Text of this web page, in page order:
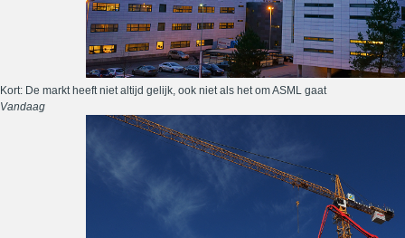
Kort: De markt heeft niet altijd gelijk, ook niet als het om ASML gaat
Vandaag